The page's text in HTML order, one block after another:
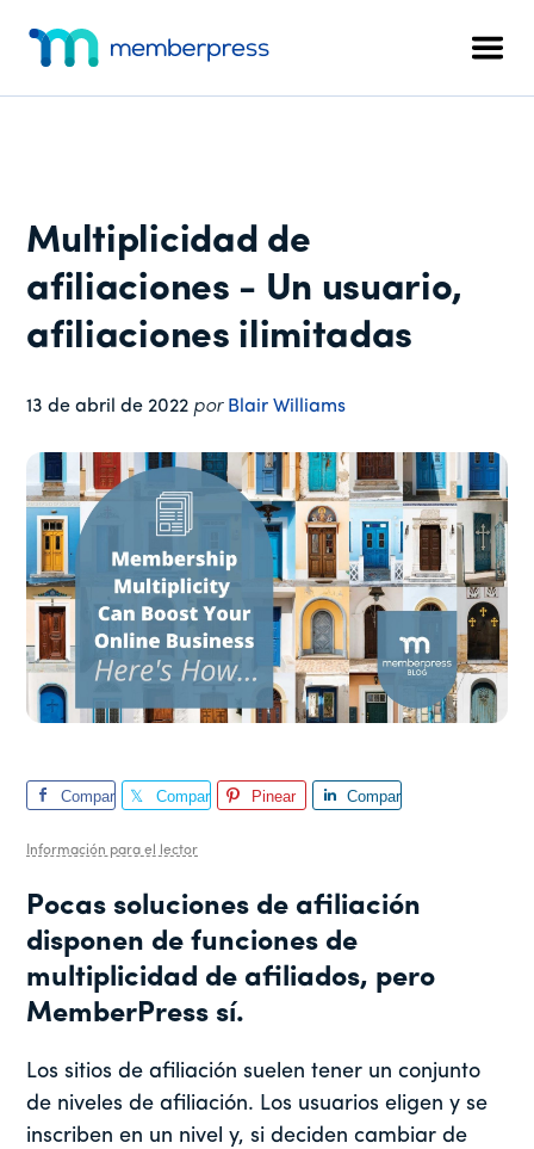
contenido
principal
barra
de
adicional
en
uno
para
WordPress
Multiplicidad de
afiliaciones - Un usuario,
afiliaciones ilimitadas
13 de abril de 2022 por Blair Williams
Compar
Compar
Pinear
Compar
Información para el lector
Pocas soluciones de afiliación
disponen de funciones de
multiplicidad de afiliados, pero
MemberPress sí.
Los sitios de afiliación suelen tener un conjunto
de niveles de afiliación. Los usuarios eligen y se
inscriben en un nivel y, si deciden cambiar de